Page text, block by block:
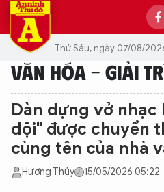
Thứ Sáu, ngày 07/08/
VĂN HÓA - GIẢI
Dàn dựng vở
dội" được chuyển
cùng tên của nhà
Hương Thủy 15/05/2026 05:22